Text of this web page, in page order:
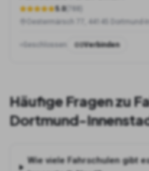
5.0
Oestermärsch 77, 44145 Dortmund-
Geschlossen Verbinden
Häufige Fragen zu
Dortmund-
Wie viele Fahrschulen gibt